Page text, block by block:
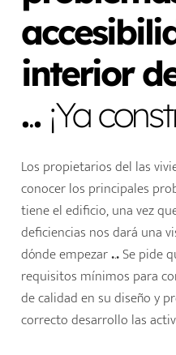
interior
... ¡Ya
Los propietarios del las
conocer los principales
tiene el edificio, una vez
deficiencias nos dará una
dónde empezar...Se pide
requisitos mínimos para
de calidad en su diseño y
correcto desarrollo las